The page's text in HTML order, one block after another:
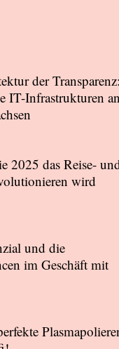
der Transparenz:
IT-Infrastrukturen an
2025 das Reise-
wird
und die
im Geschäft mit